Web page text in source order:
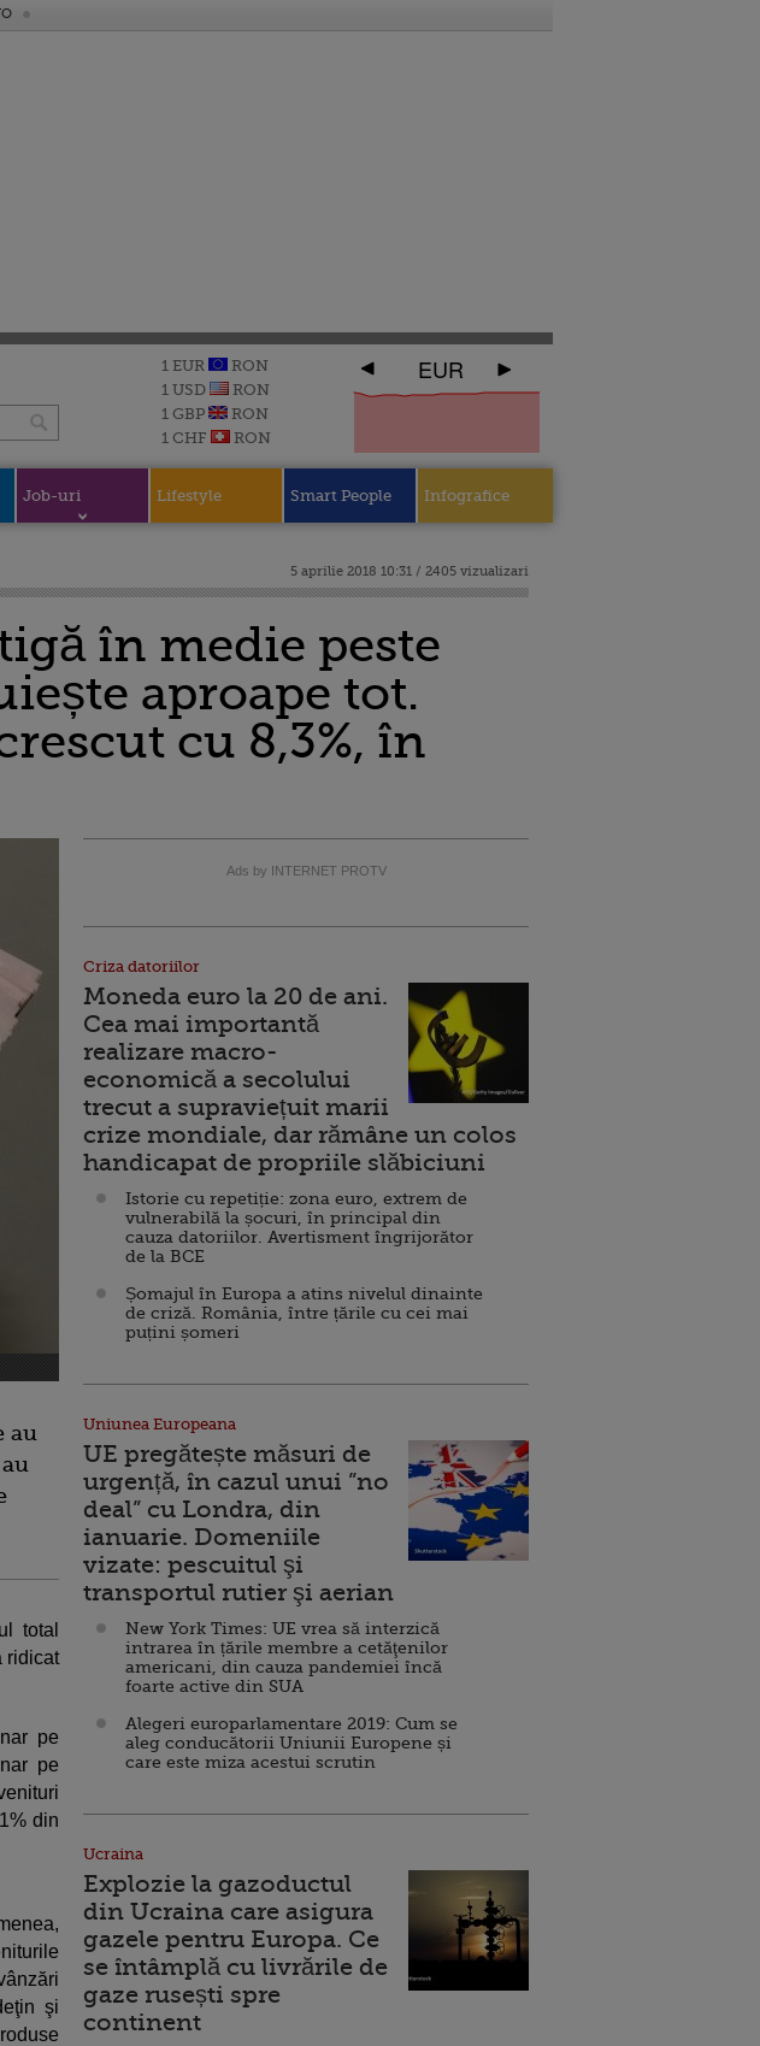
1 EUR
RON
1 USD
RON
1 GBP
RON
1 CHF
RON
EUR
Job-uri Lifestyle Smart People Infografice
5 aprilie 2018 10:31 / 2405 vizualizari
în medie peste
aproape tot.
cu 8,3%, în
au
total
ridicat
pe
pe
din
şi
Ads by INTERNET PROTV
Criza datoriilor
Moneda euro la 20 de ani.
Cea mai importantă
realizare macro-
economică a secolului
trecut a supraviețuit marii
crize mondiale, dar rămâne un colos
handicapat de propriile slăbiciuni
Istorie cu repetiție: zona euro, extrem de
vulnerabilă la șocuri, în principal din
cauza datoriilor. Avertisment îngrijorător
de la BCE
Șomajul în Europa a atins nivelul dinainte
de criză. România, între țările cu cei mai
puțini șomeri
Uniunea Europeana
UE pregătește măsuri de
urgență, în cazul unui ”no
deal” cu Londra, din
ianuarie. Domeniile
vizate: pescuitul şi
transportul rutier şi aerian
New York Times: UE vrea să interzică
intrarea în țările membre a cetăţenilor
americani, din cauza pandemiei încă
foarte active din SUA
Alegeri europarlamentare 2019: Cum se
aleg conducătorii Uniunii Europene și
care este miza acestui scrutin
Ucraina
Explozie la gazoductul
din Ucraina care asigura
gazele pentru Europa. Ce
se întâmplă cu livrările de
gaze rusești spre
continent